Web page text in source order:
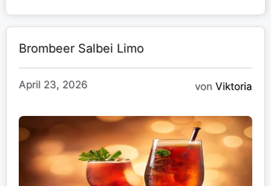
Brombeer Salbei Limo
April 23, 2026 von Viktoria